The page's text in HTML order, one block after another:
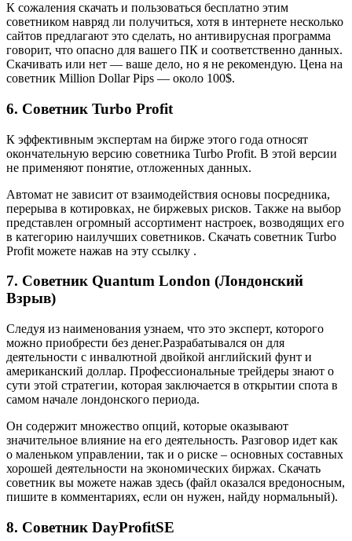
К сожаления скачать и пользоваться бесплатно этим
советником навряд ли получиться, хотя в интернете несколько
сайтов предлагают это сделать, но антивирусная программа
говорит, что опасно для вашего ПК и соответственно данных.
Скачивать или нет — ваше дело, но я не рекомендую. Цена на
советник Million Dollar Pips — около 100$.
6. Советник Turbo Profit
К эффективным экспертам на бирже этого года относят
окончательную версию советника Turbo Profit. В этой версии
не применяют понятие, отложенных данных.
Автомат не зависит от взаимодействия основы посредника,
перерыва в котировках, не биржевых рисков. Также на выбор
представлен огромный ассортимент настроек, возводящих его
в категорию наилучших советников. Скачать советник Turbo
Profit можете нажав на эту ссылку .
7. Советник Quantum London (Лондонский
Взрыв)
Следуя из наименования узнаем, что это эксперт, которого
можно приобрести без денег.Разрабатывался он для
деятельности с инвалютной двойкой английский фунт и
американский доллар. Профессиональные трейдеры знают о
сути этой стратегии, которая заключается в открытии спота в
самом начале лондонского периода.
Он содержит множество опций, которые оказывают
значительное влияние на его деятельность. Разговор идет как
о маленьком управлении, так и о риске – основных составных
хорошей деятельности на экономических биржах. Скачать
советник вы можете нажав здесь (файл оказался вредоносным,
пишите в комментариях, если он нужен, найду нормальный).
8. Советник DayProfitSE